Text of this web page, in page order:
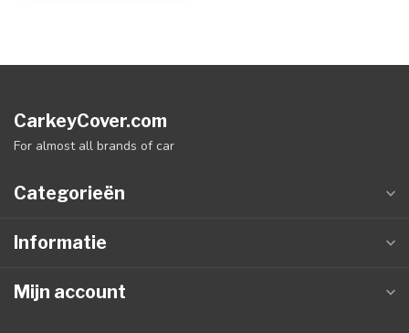
CarkeyCover.com
For almost all brands of car
Categorieën
Informatie
Mijn account